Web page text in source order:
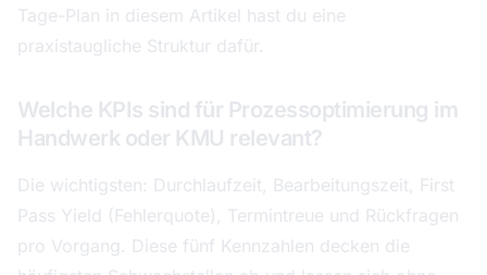
Tage-Plan in diesem Artikel hast du eine
praxistaugliche Struktur dafür.
Welche KPIs sind für Prozessoptimierung im
Handwerk oder KMU relevant?
Die wichtigsten: Durchlaufzeit, Bearbeitungszeit, First
Pass Yield (Fehlerquote), Termintreue und Rückfragen
pro Vorgang. Diese fünf Kennzahlen decken die